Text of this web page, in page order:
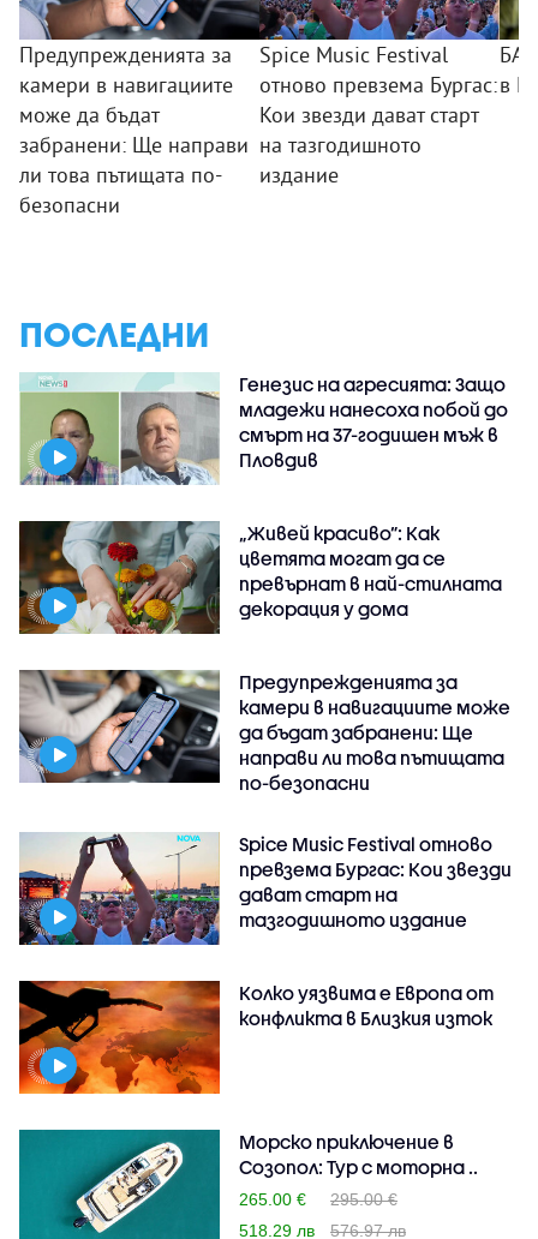
Предупрежденията за
камери в навигациите
може да бъдат
забранени: Ще направи
ли това пътищата по-
безопасни
Spice Music Festival
отново превзема Бургас:
Кои звезди дават старт
на тазгодишното
издание
в
ПОСЛЕДНИ
Генезис на агресията: Защо
младежи нанесоха побой до
смърт на 37-годишен мъж в
Пловдив
„Живей красиво”: Как
цветята могат да се
превърнат в най-стилната
декорация у дома
Предупрежденията за
камери в навигациите може
да бъдат забранени: Ще
направи ли това пътищата
по-безопасни
Spice Music Festival отново
превзема Бургас: Кои звезди
дават старт на
тазгодишното издание
Колко уязвима е Европа от
конфликта в Близкия изток
Морско приключение в
Созопол: Тур с моторна ..
265.00 €
295.00 €
518.29 лв
576.97 лв